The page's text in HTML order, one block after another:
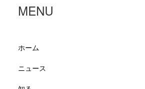
MENU
ホーム
ニュース